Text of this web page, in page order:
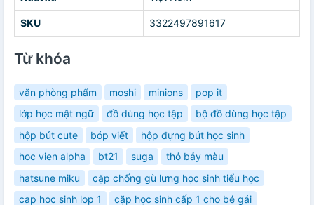
SKU 3322497891617
Từ khóa
văn phòng phẩm moshi minions
pop it
lớp học mật ngữ
đồ dùng học tập
bộ đồ dùng học tập
hộp bút cute
bóp viết
hộp đựng bút học sinh
hoc vien alpha
bt21 suga
thỏ bảy màu
hatsune miku
cặp chống gù lưng học sinh tiểu học
cap hoc sinh lop 1
cặp học sinh cấp 1 cho bé gái